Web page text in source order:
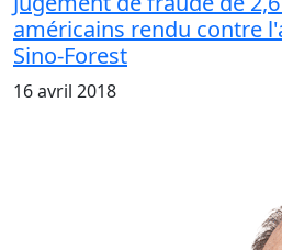
américains rendu contre
Sino-Forest
16 avril 2018